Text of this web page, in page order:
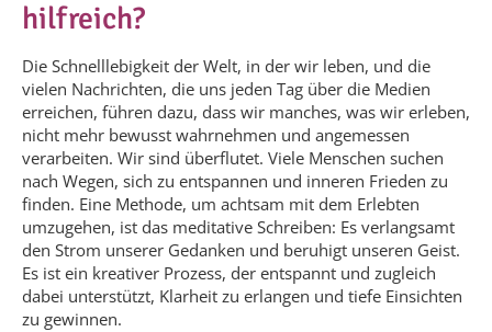
hilfreich?
Die Schnelllebigkeit der Welt, in der wir leben, und die
vielen Nachrichten, die uns jeden Tag über die Medien
erreichen, führen dazu, dass wir manches, was wir erleben,
nicht mehr bewusst wahrnehmen und angemessen
verarbeiten. Wir sind überflutet. Viele Menschen suchen
nach Wegen, sich zu entspannen und inneren Frieden zu
finden. Eine Methode, um achtsam mit dem Erlebten
umzugehen, ist das meditative Schreiben: Es verlangsamt
den Strom unserer Gedanken und beruhigt unseren Geist.
Es ist ein kreativer Prozess, der entspannt und zugleich
dabei unterstützt, Klarheit zu erlangen und tiefe Einsichten
zu gewinnen.